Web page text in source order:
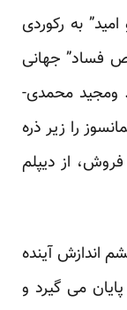
به رکوردی
در رتبه ۱۳۶ “شاخص فساد” جهانی
ومجید محمدی-
را زیر ذره
از دیپلم
اندازش آینده
می گیرد و